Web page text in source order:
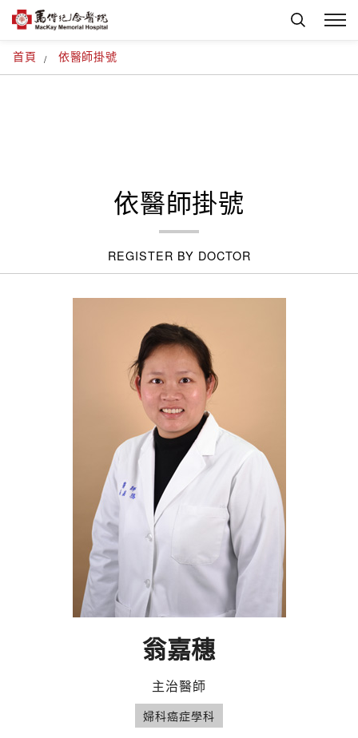
首頁 依醫師掛號
依醫師掛號
REGISTER BY DOCTOR
翁嘉穗
主治醫師
婦科癌症學科